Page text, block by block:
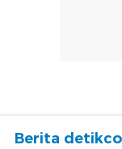
Berita